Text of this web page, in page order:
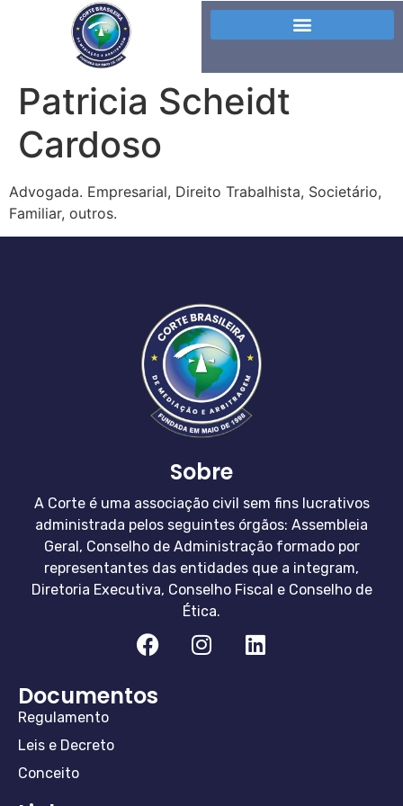
Patricia Scheidt
Cardoso
Advogada. Empresarial, Direito Trabalhista, Societário,
Familiar, outros.
Sobre
A Corte é uma associação civil sem fins lucrativos
administrada pelos seguintes órgãos: Assembleia
Geral, Conselho de Administração formado por
representantes das entidades que a integram,
Diretoria Executiva, Conselho Fiscal e Conselho de
Ética.
Documentos
Regulamento
Leis e Decreto
Conceito